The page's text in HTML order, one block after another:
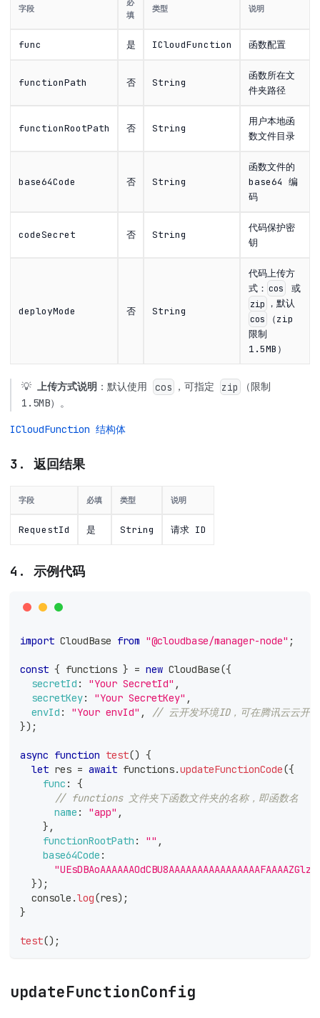
字段
填
类型 说明
func 是 ICloudFunction 函数配置
functionPath 否 String
函数所在文
件夹路径
functionRootPath 否 String
用户本地函
数文件目录
base64Code 否 String
函数文件的
base64 编
码
codeSecret 否 String
代码保护密
钥
deployMode 否 String
代码上传方
式： cos
或
zip ，默认
cos
（zip
限制
1.5MB）
💡 上传方式说明 ：默认使用 cos ，可指定 zip
（限制
1.5MB）。
ICloudFunction 结构体
3. 返回结果
字段 必填 类型 说明
RequestId 是 String 请求 ID
4. 示例代码
import CloudBase from "@cloudbase/manager-node" ;
const { functions } = new CloudBase({
secretId : "Your SecretId" ,
secretKey: "Your SecretKey" ,
envId : "Your envId" ,
// 云开发环境ID，可在腾讯云云开
}) ;
async function test() {
let res = await functions.updateFunctionCode({
func :
{
// functions 文件夹下函数文件夹的名称，即函数名
name : "app" ,
} ,
functionRootPath : "" ,
base64Code :
}) ;
console .log(res) ;
}
test() ;
updateFunctionConfig